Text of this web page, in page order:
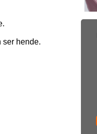
ser hende.